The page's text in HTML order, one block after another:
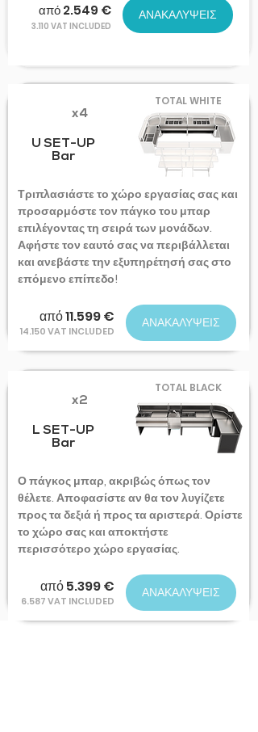
από 2.549 €
3.110 VAT INCLUDED
ΑΝΑΚΑΛΥΨΕΙΣ
x4
U SET-UP
Bar
TOTAL WHITE
Τριπλασιάστε το χώρο εργασίας σας και
προσαρμόστε τον πάγκο του μπαρ
επιλέγοντας τη σειρά των μονάδων.
Αφήστε τον εαυτό σας να περιβάλλεται
και ανεβάστε την εξυπηρέτησή σας στο
επόμενο επίπεδο!
από 11.599 €
14.150 VAT INCLUDED
ΑΝΑΚΑΛΥΨΕΙΣ
x2
L SET-UP
Bar
TOTAL BLACK
Ο πάγκος μπαρ, ακριβώς όπως τον
θέλετε. Αποφασίστε αν θα τον λυγίζετε
προς τα δεξιά ή προς τα αριστερά. Ορίστε
το χώρο σας και αποκτήστε
περισσότερο χώρο εργασίας.
από 5.399 €
6.587 VAT INCLUDED
ΑΝΑΚΑΛΥΨΕΙΣ